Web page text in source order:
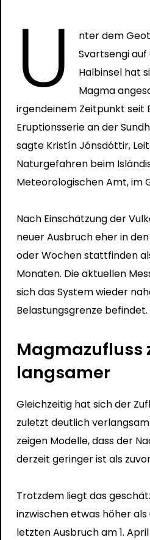
U
nter dem
Svartsengi
Halbinsel hat
Magma
irgendeinem Zeitpunkt seit
Eruptionsserie an der
sagte Kristín Jónsdóttir,
Naturgefahren beim
Meteorologischen Amt, im
Nach Einschätzung der
neuer Ausbruch eher in
oder Wochen stattfinden
Monaten. Die aktuellen
sich das System wieder
Belastungsgrenze befindet.
Magmazufluss
langsamer
Gleichzeitig hat sich der
zuletzt deutlich
zeigen Modelle, dass der
derzeit geringer ist als
Trotzdem liegt das
inzwischen etwas höher
letzten Ausbruch am 1.